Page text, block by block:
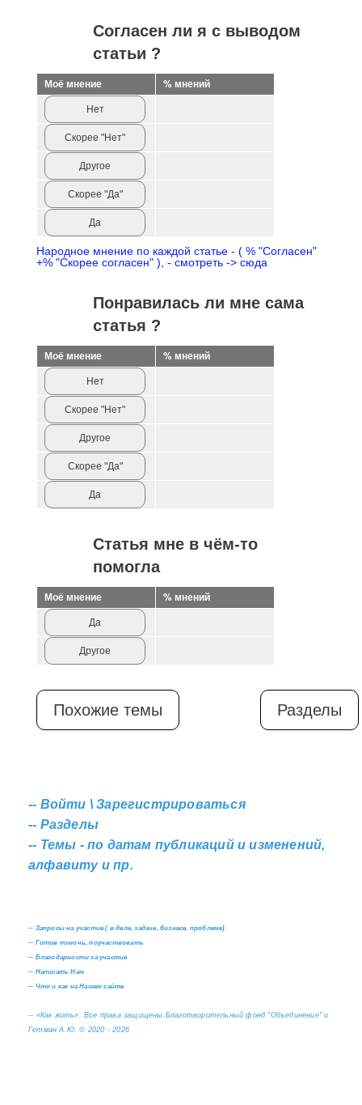
Согласен ли я с выводом
статьи ?
Моё мнение % мнений
Нет
Скорее "Нет"
Другое
Скорее "Да"
Да
Народное мнение по каждой статье - ( % "Согласен"
+% "Скорее согласен" ), - смотреть -> сюда
Понравилась ли мне сама
статья ?
Моё мнение % мнений
Нет
Скорее "Нет"
Другое
Скорее "Да"
Да
Статья мне в чём-то
помогла
Моё мнение % мнений
Да
Другое
Похожие темы Разделы
-- Войти \ Зарегистрироваться
-- Разделы
-- Темы - по датам публикаций и изменений,
алфавиту и пр.
-- Запросы на участие ( в деле, задаче, бизнесе, проблеме)
-- Готов помочь, поучаствовать
-- Благодарности за участие
-- Написать Нам
-- Что и как на Нашем сайте
-- «Как жить». Все права защищены. Благотворительный фонд "Объединение" и
Гетман А.Ю. © 2020 - 2026